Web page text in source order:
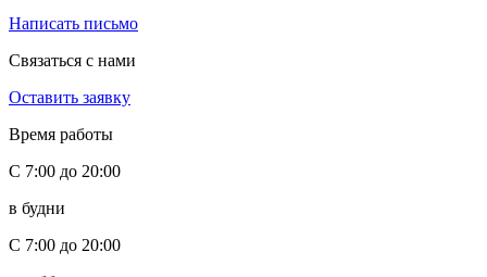
Написать письмо
Связаться с нами
Оставить заявку
Время работы
С 7:00 до 20:00
в будни
С 7:00 до 20:00